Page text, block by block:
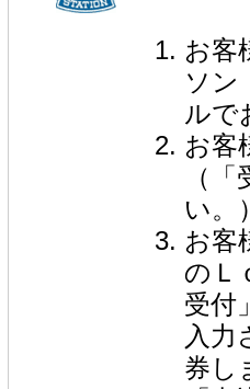
お客
ソン
ルで
お客
（
い。
お客
のＬ
受付
入力
券し